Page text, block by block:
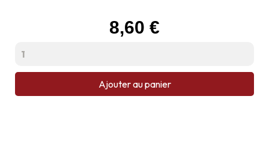
Prix
8,60 €
Ajouter au panier